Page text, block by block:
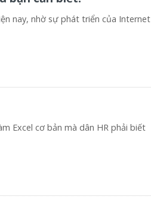
nay, nhờ sự phát triển của Internet
Excel cơ bản mà dân HR phải biết